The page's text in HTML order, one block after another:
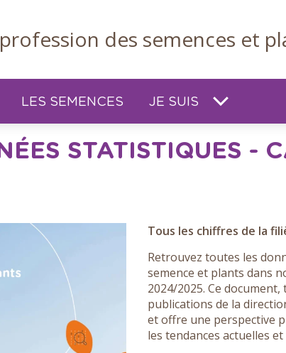
des semences et
LES SEMENCES JE SUIS
STATISTIQUES -
Tous les chiffres de la
Retrouvez toutes les
semence et plants dans
2024/2025. Ce
publications de la
et offre une perspective
les tendances actuelles